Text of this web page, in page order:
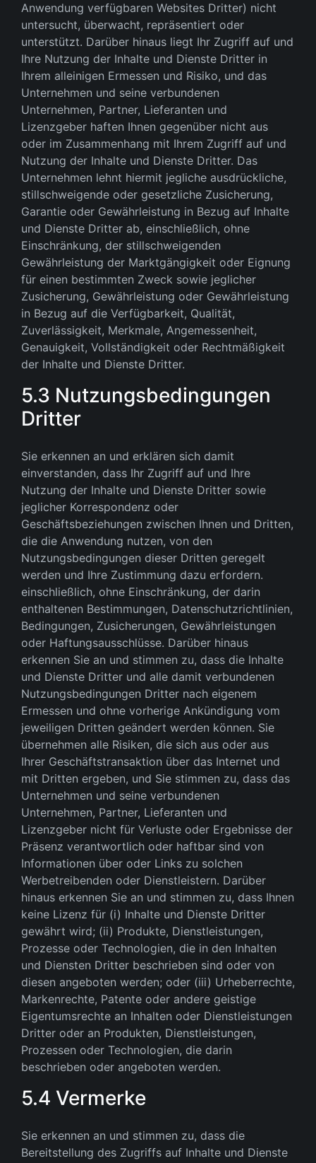
Anwendung verfügbaren Websites Dritter) nicht
untersucht, überwacht, repräsentiert oder
unterstützt. Darüber hinaus liegt Ihr Zugriff auf und
Ihre Nutzung der Inhalte und Dienste Dritter in
Ihrem alleinigen Ermessen und Risiko, und das
Unternehmen und seine verbundenen
Unternehmen, Partner, Lieferanten und
Lizenzgeber haften Ihnen gegenüber nicht aus
oder im Zusammenhang mit Ihrem Zugriff auf und
Nutzung der Inhalte und Dienste Dritter. Das
Unternehmen lehnt hiermit jegliche ausdrückliche,
stillschweigende oder gesetzliche Zusicherung,
Garantie oder Gewährleistung in Bezug auf Inhalte
und Dienste Dritter ab, einschließlich, ohne
Einschränkung, der stillschweigenden
Gewährleistung der Marktgängigkeit oder Eignung
für einen bestimmten Zweck sowie jeglicher
Zusicherung, Gewährleistung oder Gewährleistung
in Bezug auf die Verfügbarkeit, Qualität,
Zuverlässigkeit, Merkmale, Angemessenheit,
Genauigkeit, Vollständigkeit oder Rechtmäßigkeit
der Inhalte und Dienste Dritter.
5.3 Nutzungsbedingungen
Dritter
Sie erkennen an und erklären sich damit
einverstanden, dass Ihr Zugriff auf und Ihre
Nutzung der Inhalte und Dienste Dritter sowie
jeglicher Korrespondenz oder
Geschäftsbeziehungen zwischen Ihnen und Dritten,
die die Anwendung nutzen, von den
Nutzungsbedingungen dieser Dritten geregelt
werden und Ihre Zustimmung dazu erfordern.
einschließlich, ohne Einschränkung, der darin
enthaltenen Bestimmungen, Datenschutzrichtlinien,
Bedingungen, Zusicherungen, Gewährleistungen
oder Haftungsausschlüsse. Darüber hinaus
erkennen Sie an und stimmen zu, dass die Inhalte
und Dienste Dritter und alle damit verbundenen
Nutzungsbedingungen Dritter nach eigenem
Ermessen und ohne vorherige Ankündigung vom
jeweiligen Dritten geändert werden können. Sie
übernehmen alle Risiken, die sich aus oder aus
Ihrer Geschäftstransaktion über das Internet und
mit Dritten ergeben, und Sie stimmen zu, dass das
Unternehmen und seine verbundenen
Unternehmen, Partner, Lieferanten und
Lizenzgeber nicht für Verluste oder Ergebnisse der
Präsenz verantwortlich oder haftbar sind von
Informationen über oder Links zu solchen
Werbetreibenden oder Dienstleistern. Darüber
hinaus erkennen Sie an und stimmen zu, dass Ihnen
keine Lizenz für (i) Inhalte und Dienste Dritter
gewährt wird; (ii) Produkte, Dienstleistungen,
Prozesse oder Technologien, die in den Inhalten
und Diensten Dritter beschrieben sind oder von
diesen angeboten werden; oder (iii) Urheberrechte,
Markenrechte, Patente oder andere geistige
Eigentumsrechte an Inhalten oder Dienstleistungen
Dritter oder an Produkten, Dienstleistungen,
Prozessen oder Technologien, die darin
beschrieben oder angeboten werden.
5.4 Vermerke
Sie erkennen an und stimmen zu, dass die
Bereitstellung des Zugriffs auf Inhalte und Dienste